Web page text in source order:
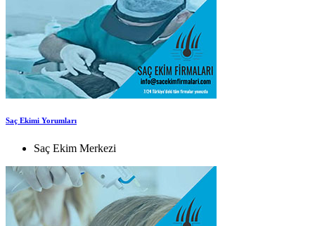
Saç Ekimi Yorumları
Saç Ekim Merkezi